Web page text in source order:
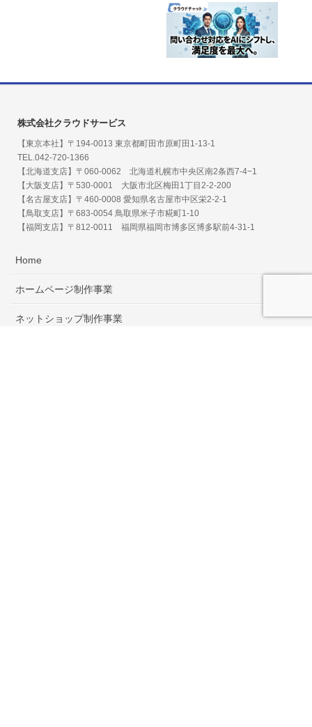
株式会社クラウドサービス
【東京本社】〒194-0013 東京都町田市原町田1-13-1
TEL.042-720-1366
【北海道支店】〒060-0062 北海道札幌市中央区南2条西7-4−1
【大阪支店】〒530-0001 大阪市北区梅田1丁目2-2-200
【名古屋支店】〒460-0008 愛知県名古屋市中区栄2-2-1
【鳥取支店】〒683-0054 鳥取県米子市糀町1-10
【福岡支店】〒812-0011 福岡県福岡市博多区博多駅前4-31-1
Home
ホームページ制作事業
ネットショップ制作事業